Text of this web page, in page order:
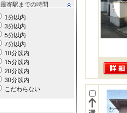
最寄駅までの時間
1分以内
3分以内
5分以内
7分以内
10分以内
15分以内
20分以内
30分以内
こだわらない